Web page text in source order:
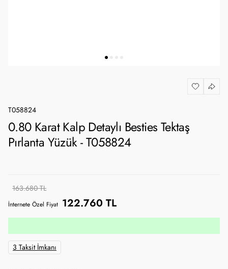
T058824
0.80 Karat Kalp Detaylı Besties Tektaş
Pırlanta Yüzük - T058824
163.680 TL
İnternete Özel Fiyat 122.760 TL
3 Taksit İmkanı